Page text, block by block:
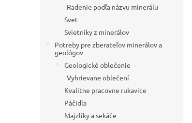
Radenie podľa názvu minerálu
Svet
Svietniky z minerálov
Potreby pre zberateľov minerálov a
geológov
Geologické oblečenie
Vyhrievane oblečení
Kvalitne pracovne rukavice
Páčidla
Majzlíky a sekáče